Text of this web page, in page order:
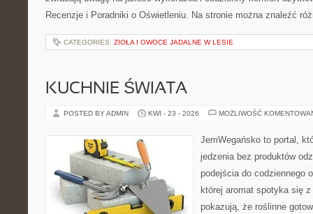
Recenzje i Poradniki o Oświetleniu. Na stronie można znaleźć
CATEGORIES: ZIOŁA I OWOCE JADALNE W LESIE
KUCHNIE ŚWIATA
POSTED BY ADMIN KWI - 23 - 2026 MOŻLIWOŚĆ
JemWegańsko to portal,
jedzenia bez produktów
podejścia do codziennego
której aromat spotyka się
pokazują, że roślinne